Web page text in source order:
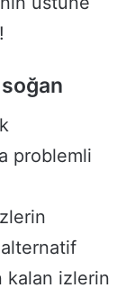
problemli
kalan izlerin